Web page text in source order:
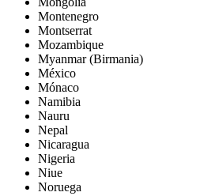
Montenegro
Montserrat
Mozambique
Myanmar (Birmania)
México
Mónaco
Namibia
Nauru
Nepal
Nicaragua
Nigeria
Niue
Noruega